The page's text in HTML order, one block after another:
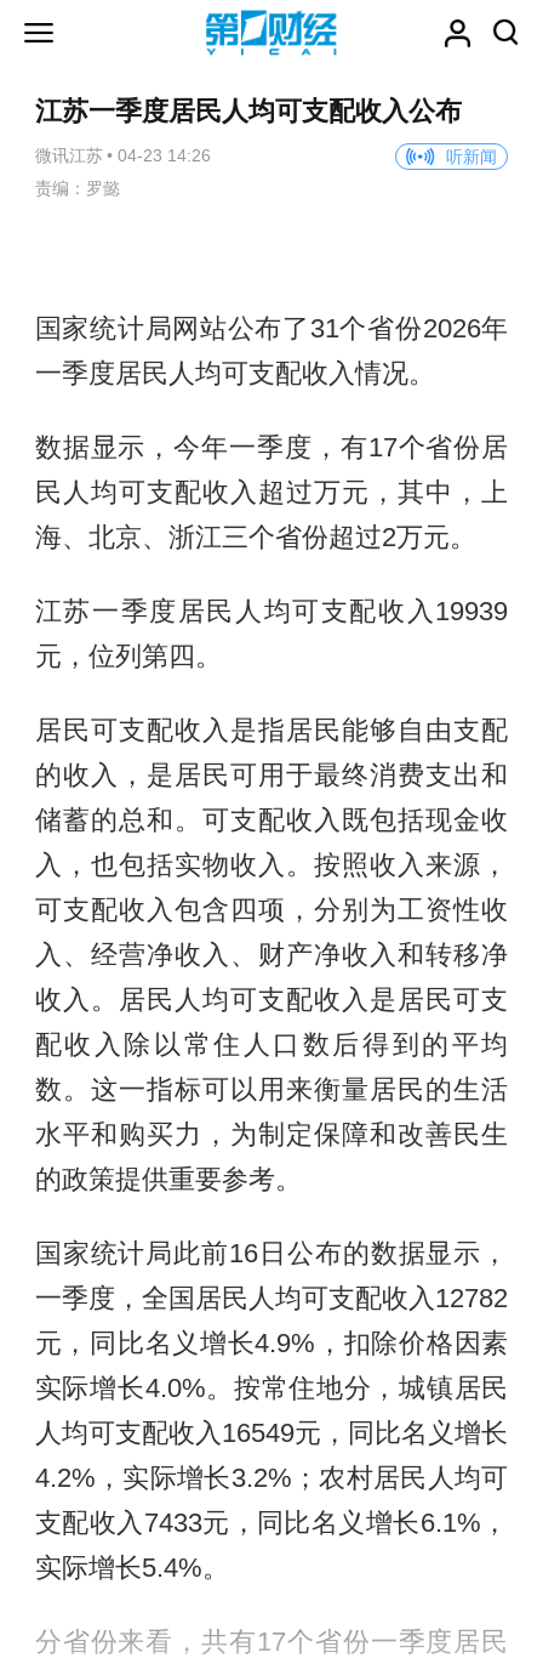
江苏一季度居民人均可支配收入公布
微讯江苏 • 04-23 14:26
听新闻
责编：罗懿
国家统计局网站公布了31个省份2026年
一季度居民人均可支配收入情况。
数据显示，今年一季度，有17个省份居
民人均可支配收入超过万元，其中，上
海、北京、浙江三个省份超过2万元。
江苏一季度居民人均可支配收入19939
元，位列第四。
居民可支配收入是指居民能够自由支配
的收入，是居民可用于最终消费支出和
储蓄的总和。可支配收入既包括现金收
入，也包括实物收入。按照收入来源，
可支配收入包含四项，分别为工资性收
入、经营净收入、财产净收入和转移净
收入。居民人均可支配收入是居民可支
配收入除以常住人口数后得到的平均
数。这一指标可以用来衡量居民的生活
水平和购买力，为制定保障和改善民生
的政策提供重要参考。
国家统计局此前16日公布的数据显示，
一季度，全国居民人均可支配收入12782
元，同比名义增长4.9%，扣除价格因素
实际增长4.0%。按常住地分，城镇居民
人均可支配收入16549元，同比名义增长
4.2%，实际增长3.2%；农村居民人均可
支配收入7433元，同比名义增长6.1%，
实际增长5.4%。
分省份来看，共有17个省份一季度居民